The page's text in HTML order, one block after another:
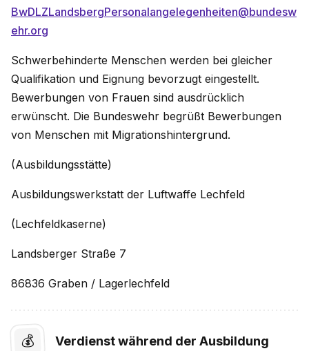
BwDLZLandsbergPersonalangelegenheiten@bundesw
ehr.org
Schwerbehinderte Menschen werden bei gleicher
Qualifikation und Eignung bevorzugt eingestellt.
Bewerbungen von Frauen sind ausdrücklich
erwünscht. Die Bundeswehr begrüßt Bewerbungen
von Menschen mit Migrationshintergrund.
(Ausbildungsstätte)
Ausbildungswerkstatt der Luftwaffe Lechfeld
(Lechfeldkaserne)
Landsberger Straße 7
86836 Graben / Lagerlechfeld
💰 Verdienst während der Ausbildung